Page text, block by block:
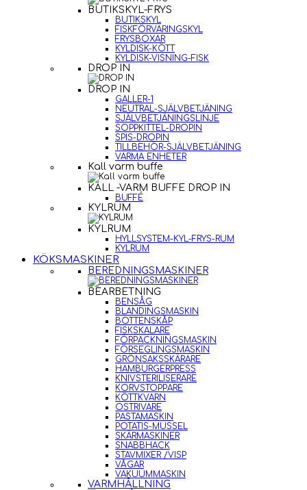
BUTIKSKYL-FRYS
BUTIKSKYL
FISKFÖRVARINGSKYL
FRYSBOXAR
KYLDISK-KÖTT
KYLDISK-VISNING-FISK
DROP IN
DROP IN
GALLER-1
NEUTRAL-SJÄLVBETJÄNING
SJÄLVBETJÄNINGSLINJE
SOPPKITTEL-DROPIN
SPIS-DROPIN
TILLBEHÖR-SJÄLVBETJÄNING
VARMA ENHETER
Kall varm buffe
KALL -VARM BUFFE DROP IN
BUFFÉ
KYLRUM
KYLRUM
HYLLSYSTEM-KYL-FRYS-RUM
KYLRUM
KÖKSMASKINER
BEREDNINGSMASKINER
BEARBETNING
BENSÅG
BLANDINGSMASKIN
BOTTENSKÅP
FISKSKALARE
FÖRPACKNINGSMASKIN
FÖRSEGLINGSMASKIN
GRÖNSAKSSKÄRARE
HAMBURGERPRESS
KNIVSTERILISERARE
KORVSTOPPARE
KÖTTKVARN
OSTRIVARE
PASTAMASKIN
POTATIS-MUSSEL
SKÄRMASKINER
SNABBHACK
STAVMIXER /VISP
VÅGAR
VAKUUMMASKIN
VARMHÅLLNING